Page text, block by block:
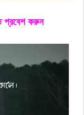
প্রবেশ করুন